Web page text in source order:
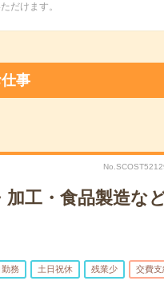
だけます。
事
加工・食品製造な
勤務 土日祝休 残業少 交費支